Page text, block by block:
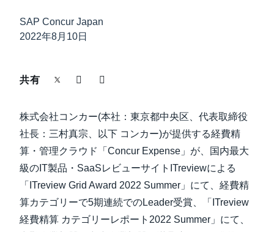
サステナビリティ
SAP Concur Japan
2022年8月10日
共有
株式会社コンカー(本社：東京都中央区、代表取締役
社長：三村真宗、以下 コンカー)が提供する経費精
算・管理クラウド「Concur Expense」が、国内最大
級のIT製品・SaaSレビューサイトITreviewによる
「ITreview Grid Award 2022 Summer」にて、経費精
算カテゴリーで5期連続でのLeader受賞、「ITreview
経費精算 カテゴリーレポート2022 Summer」にて、